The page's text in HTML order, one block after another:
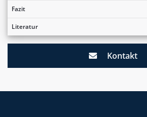
Fazit
Literatur
Kontakt